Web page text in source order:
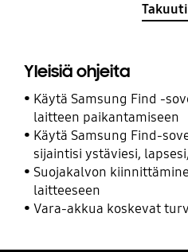
Yleisiä ohjeita
Käytä Samsung Find -
laitteen paikantamiseen
Käytä Samsung Find-
sijaintisi ystäviesi,
yhteyshenkilöiden
Suojakalvon
laitteeseen
Vara-akkua koskevat